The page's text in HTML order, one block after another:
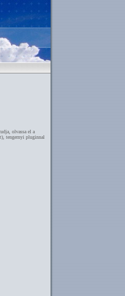
olvassa el a
tengernyi pluginnal